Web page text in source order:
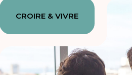
CROIRE & VIVRE